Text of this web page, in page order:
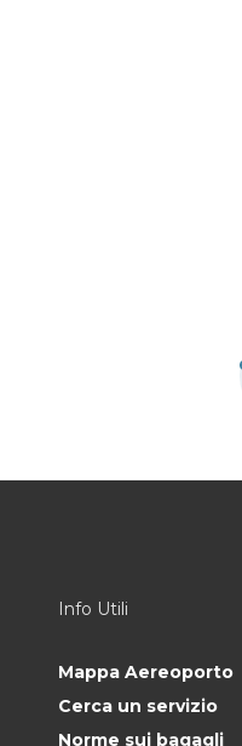
Info Utili
Mappa Aereoporto
Cerca un servizio
Norme sui bagagli